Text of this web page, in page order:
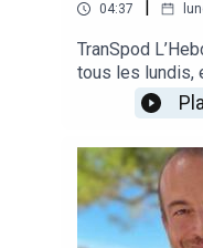
04:37
TranSpod
tous les lundis,
condensé de
et à l’étranger.
semaine :·
disqualifiés·
historique entre
trains pas
d’autres infos…